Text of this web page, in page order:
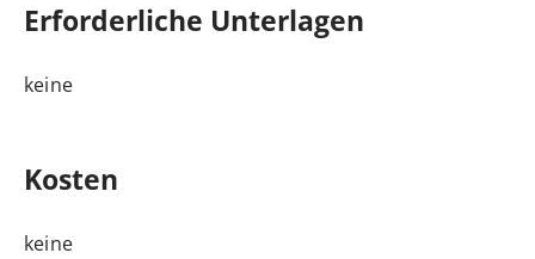
Erforderliche Unterlagen
keine
Kosten
keine